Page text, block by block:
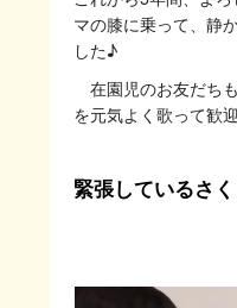
マの膝に乗って、静
した♪
在園児のお友だち
を元気よく歌って歓
緊張しているさ